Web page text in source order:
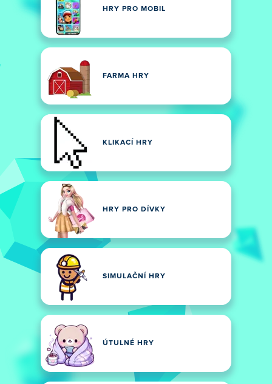
HRY PRO MOBIL
FARMA HRY
KLIKACÍ HRY
HRY PRO DÍVKY
SIMULAČNÍ HRY
ÚTULNÉ HRY